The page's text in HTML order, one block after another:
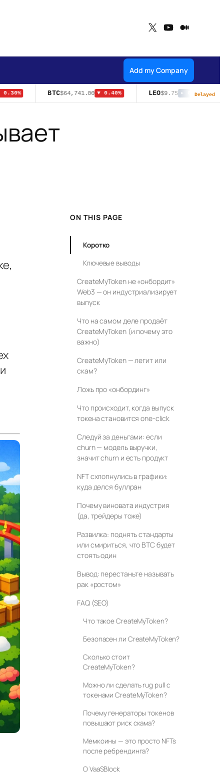
X YouTubeMedium
Add my Company
BTC$64,741.00 ▼ 0.40% LEO$9.75 ▸ 0.00%Delayed
ON THIS PAGE
Коротко
Ключевые выводы
CreateMyToken не «онбордит»
Web3 — он индустриализирует
выпуск
Что на самом деле продаёт
CreateMyToken (и почему это
важно)
CreateMyToken — легит или
скам?
Ложь про «онбординг»
Что происходит, когда выпуск
токена становится one‑click
Следуй за деньгами: если
churn — модель выручки,
значит churn и есть продукт
NFT схлопнулись в графики:
куда делся буллран
Почему виновата индустрия
(да, трейдеры тоже)
Развилка: поднять стандарты
или смириться, что BTC будет
стоять один
Вывод: перестаньте называть
рак «ростом»
FAQ (SEO)
Что такое CreateMyToken?
Безопасен ли CreateMyToken?
Сколько стоит
CreateMyToken?
Можно ли сделать rug pull с
токенами CreateMyToken?
Почему генераторы токенов
повышают риск скама?
Мемкоины — это просто NFTs
после ребрендинга?
О VaaSBlock